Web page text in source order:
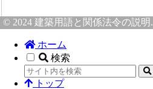
© 2024 建築用語と関係法令の説明.
ホーム
検索
トップ